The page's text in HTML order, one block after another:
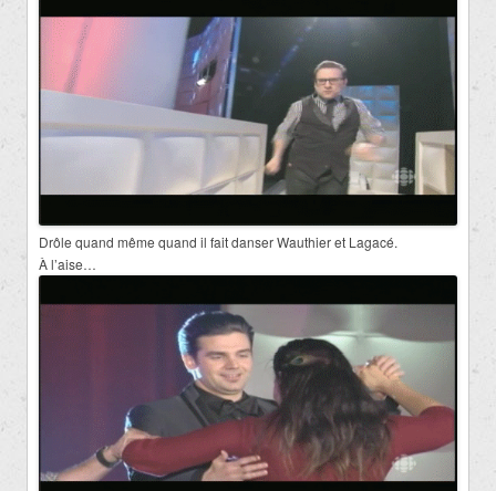
Drôle quand même quand il fait danser Wauthier et Lagacé.
À l’aise…